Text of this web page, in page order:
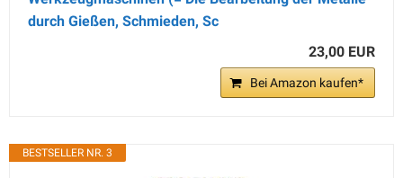
durch Gießen, Schmieden, Sc
23,00 EUR
Bei Amazon kaufen*
BESTSELLER NR. 3